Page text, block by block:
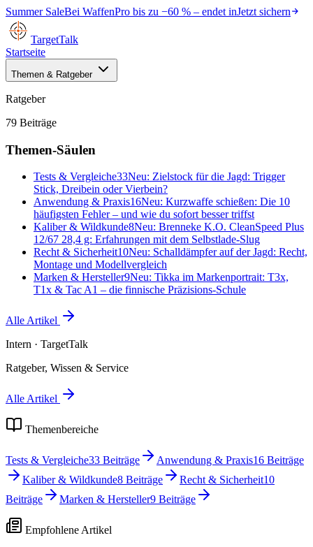
Summer SaleBei WaffenPro bis zu −60 % – endet inJetzt sichern
TargetTalk
Startseite
Themen & Ratgeber
Ratgeber
79 Beiträge
Themen-Säulen
Tests & Vergleiche33Neu: Zielstock für die Jagd: Trigger
Stick, Dreibein oder Vierbein?
Anwendung & Praxis16Neu: Kurzwaffe schießen: Die 10
häufigsten Fehler – und wie du sofort besser triffst
Kaliber & Wildkunde8Neu: Brenneke K.O. CleanSpeed Plus
12/67 28,4 g: Erfahrungen mit dem Selbstlade-Slug
Recht & Sicherheit10Neu: Schalldämpfer auf der Jagd: Recht,
Montage und Modellvergleich
Marken & Hersteller9Neu: Tikka im Markenportrait: T3x,
T1x & Tac A1 – die finnische Präzisions-Schule
Alle Artikel
Intern · TargetTalk
Ratgeber, Wissen & Service
Alle Artikel
Themenbereiche
Tests & Vergleiche33 Beiträge Anwendung & Praxis16 Beiträge
Kaliber & Wildkunde8 Beiträge Recht & Sicherheit10
Beiträge
Marken & Hersteller9 Beiträge
Empfohlene Artikel